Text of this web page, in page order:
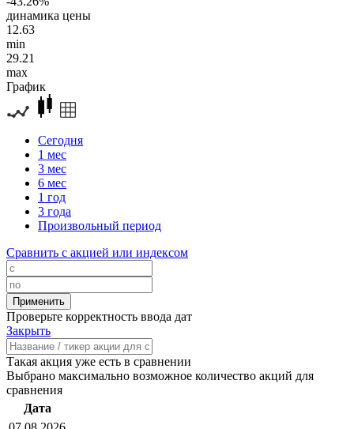
динамика цены
12.63
min
29.21
max
График
Сегодня
1 мес
3 мес
6 мес
1 год
3 года
Произвольный период
Сравнить с акцией или индексом
Проверьте корректность ввода дат
Закрыть
Такая акция уже есть в сравнении
Выбрано максимально возможное количество акций для
сравнения
Дата